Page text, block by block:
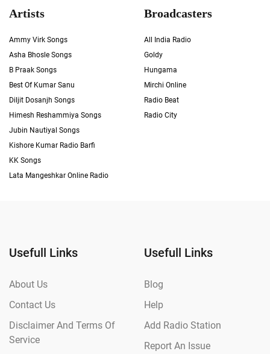
Artists
Ammy Virk Songs
Asha Bhosle Songs
B Praak Songs
Best Of Kumar Sanu
Diljit Dosanjh Songs
Himesh Reshammiya Songs
Jubin Nautiyal Songs
Kishore Kumar Radio Barfi
KK Songs
Lata Mangeshkar Online Radio
Broadcasters
All India Radio
Goldy
Hungama
Mirchi Online
Radio Beat
Radio City
Usefull Links
About Us
Contact Us
Disclaimer And Terms Of
Service
Usefull Links
Blog
Help
Add Radio Station
Report An Issue